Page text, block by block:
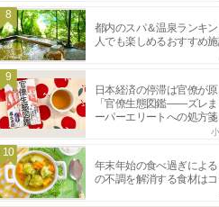
8
都内のスパ＆温泉ランキ
人でも楽しめるおすすめ
9
日本経済の停滞は官僚が
「官僚生態図鑑――ズレ
ーパーエリートへの処方箋
10
年末年始の食べ過ぎによ
の不調を解消する食材は